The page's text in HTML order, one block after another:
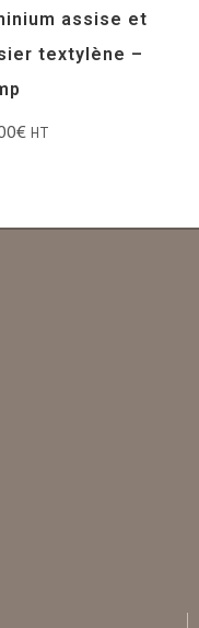
assise et
textylène –
€ HT